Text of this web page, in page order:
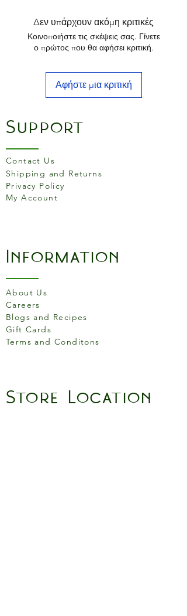
Δεν υπάρχουν ακόμη κριτικές
Κοινοποιήστε τις σκέψεις σας. Γίνετε
ο πρώτος που θα αφήσει κριτική.
Αφήστε μια κριτική
Support
Contact Us
Shipping and Returns
Privacy Policy
My Account
Information
About Us
Careers
Blogs and Recipes
Gift Cards
Terms and Conditons
Store Location